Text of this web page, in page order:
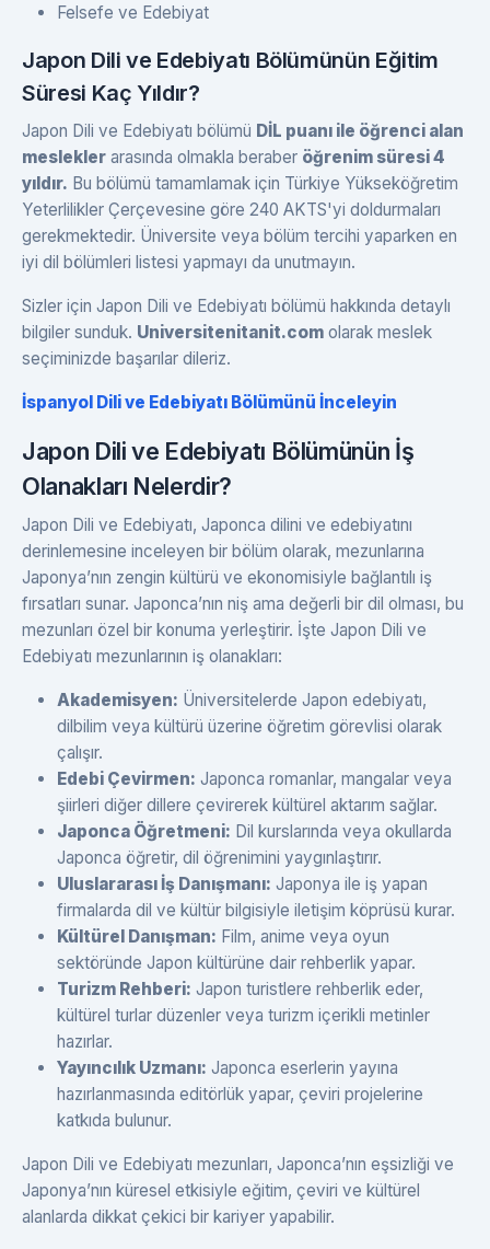
Felsefe ve Edebiyat
Japon Dili ve Edebiyatı Bölümünün Eğitim
Süresi Kaç Yıldır?
Japon Dili ve Edebiyatı bölümü DİL puanı ile öğrenci alan
meslekler arasında olmakla beraber öğrenim süresi 4
yıldır. Bu bölümü tamamlamak için Türkiye Yükseköğretim
Yeterlilikler Çerçevesine göre 240 AKTS'yi doldurmaları
gerekmektedir. Üniversite veya bölüm tercihi yaparken en
iyi dil bölümleri listesi yapmayı da unutmayın.
Sizler için Japon Dili ve Edebiyatı bölümü hakkında detaylı
bilgiler sunduk. Universitenitanit.com olarak meslek
seçiminizde başarılar dileriz.
İspanyol Dili ve Edebiyatı Bölümünü İnceleyin
Japon Dili ve Edebiyatı Bölümünün İş
Olanakları Nelerdir?
Japon Dili ve Edebiyatı, Japonca dilini ve edebiyatını
derinlemesine inceleyen bir bölüm olarak, mezunlarına
Japonya’nın zengin kültürü ve ekonomisiyle bağlantılı iş
fırsatları sunar. Japonca’nın niş ama değerli bir dil olması, bu
mezunları özel bir konuma yerleştirir. İşte Japon Dili ve
Edebiyatı mezunlarının iş olanakları:
Akademisyen: Üniversitelerde Japon edebiyatı,
dilbilim veya kültürü üzerine öğretim görevlisi olarak
çalışır.
Edebi Çevirmen: Japonca romanlar, mangalar veya
şiirleri diğer dillere çevirerek kültürel aktarım sağlar.
Japonca Öğretmeni: Dil kurslarında veya okullarda
Japonca öğretir, dil öğrenimini yaygınlaştırır.
Uluslararası İş Danışmanı: Japonya ile iş yapan
firmalarda dil ve kültür bilgisiyle iletişim köprüsü kurar.
Kültürel Danışman: Film, anime veya oyun
sektöründe Japon kültürüne dair rehberlik yapar.
Turizm Rehberi: Japon turistlere rehberlik eder,
kültürel turlar düzenler veya turizm içerikli metinler
hazırlar.
Yayıncılık Uzmanı: Japonca eserlerin yayına
hazırlanmasında editörlük yapar, çeviri projelerine
katkıda bulunur.
Japon Dili ve Edebiyatı mezunları, Japonca’nın eşsizliği ve
Japonya’nın küresel etkisiyle eğitim, çeviri ve kültürel
alanlarda dikkat çekici bir kariyer yapabilir.